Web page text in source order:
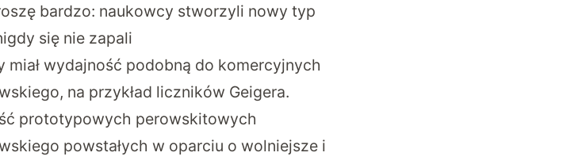
bardzo: naukowcy stworzyli nowy typ
się nie zapali
wydajność podobną do komercyjnych
na przykład liczników Geigera.
prototypowych perowskitowych
powstałych w oparciu o wolniejsze i